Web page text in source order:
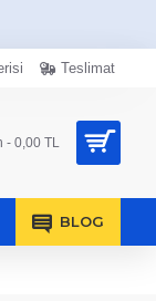
Teslimat
- 0,00 TL
BLOG